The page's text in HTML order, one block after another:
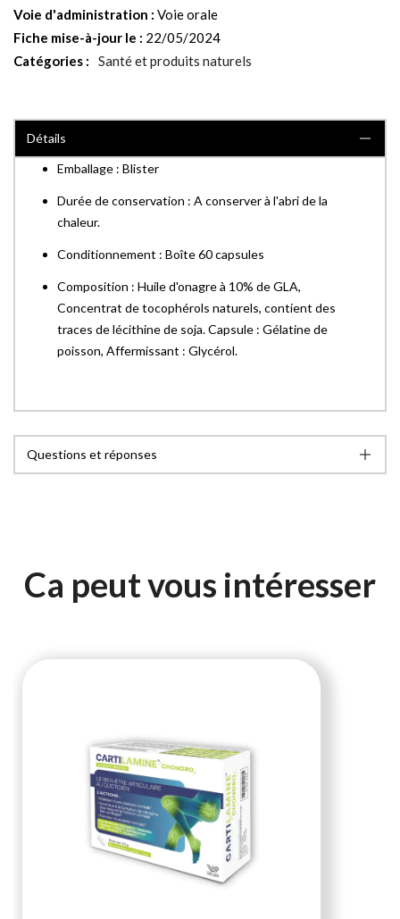
Voie d'administration : Voie orale
Fiche mise-à-jour le : 22/05/2024
Catégories :
Santé et produits naturels
Détails
Emballage : Blister
Durée de conservation : A conserver à l'abri de la
chaleur.
Conditionnement : Boîte 60 capsules
Composition : Huile d'onagre à 10% de GLA,
Concentrat de tocophérols naturels, contient des
traces de lécithine de soja. Capsule : Gélatine de
poisson, Affermissant : Glycérol.
Questions et réponses
Ca peut vous intéresser